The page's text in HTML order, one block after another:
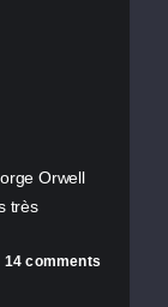
Orwell
très
14 comments